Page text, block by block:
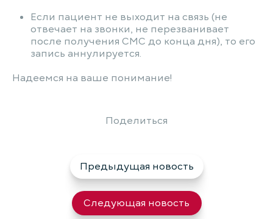
Если пациент не выходит на связь (не
отвечает на звонки, не перезванивает
после получения СМС до конца дня), то его
запись аннулируется.
Надеемся на ваше понимание!
Поделиться
Предыдущая новость
Следующая новость